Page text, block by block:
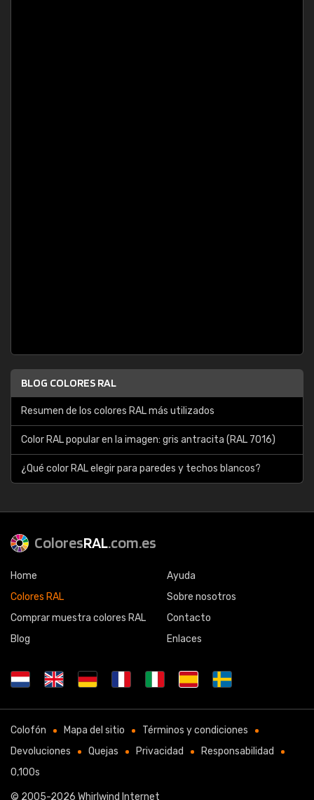
BLOG COLORES RAL
Resumen de los colores RAL más utilizados
Color RAL popular en la imagen: gris antracita (RAL 7016)
¿Qué color RAL elegir para paredes y techos blancos?
ColoresRAL.com.es
Home
Colores RAL
Comprar muestra colores RAL
Blog
Ayuda
Sobre nosotros
Contacto
Enlaces
Colofón Mapa del sitio
Términos y condiciones
Devoluciones
Quejas Privacidad
Responsabilidad
0,100s
© 2005-2026 Whirlwind Internet